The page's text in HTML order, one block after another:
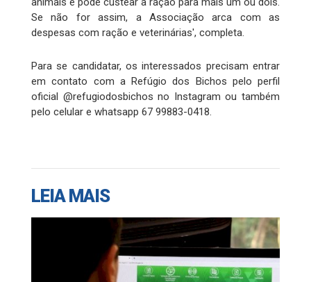
Se não for assim, a Associação arca com as
despesas com ração e veterinárias', completa.
Para se candidatar, os interessados precisam entrar
em contato com a Refúgio dos Bichos pelo perfil
oficial @refugiodosbichos no Instagram ou também
pelo celular e whatsapp 67 99883-0418.
LEIA MAIS